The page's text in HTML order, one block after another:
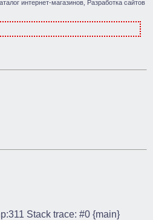
интернет-магазинов Разработка сайтов
Stack trace: #0 {main}